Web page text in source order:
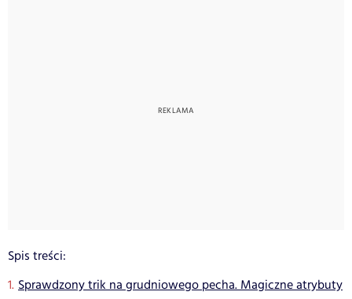
Spis treści:
Sprawdzony trik na grudniowego pecha. Magiczne atrybuty